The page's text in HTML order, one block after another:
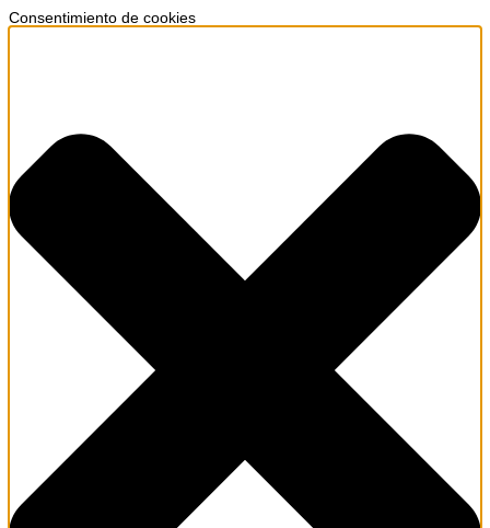
Consentimiento de cookies